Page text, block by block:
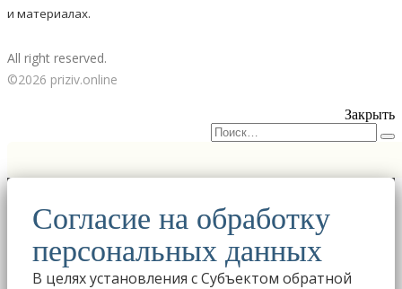
и материалах.
All right reserved.
©2026 priziv.online
Закрыть
Согласие на обработку
персональных данных
В целях установления с Субъектом обратной